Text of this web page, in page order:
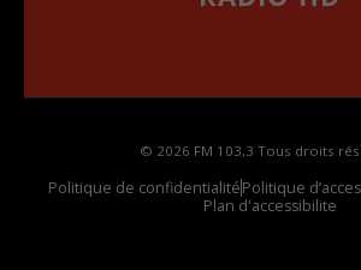
© 2026 FM 103,3 Tous droits
Politique de confidentialitéPolitique
Plan d'accessibilite